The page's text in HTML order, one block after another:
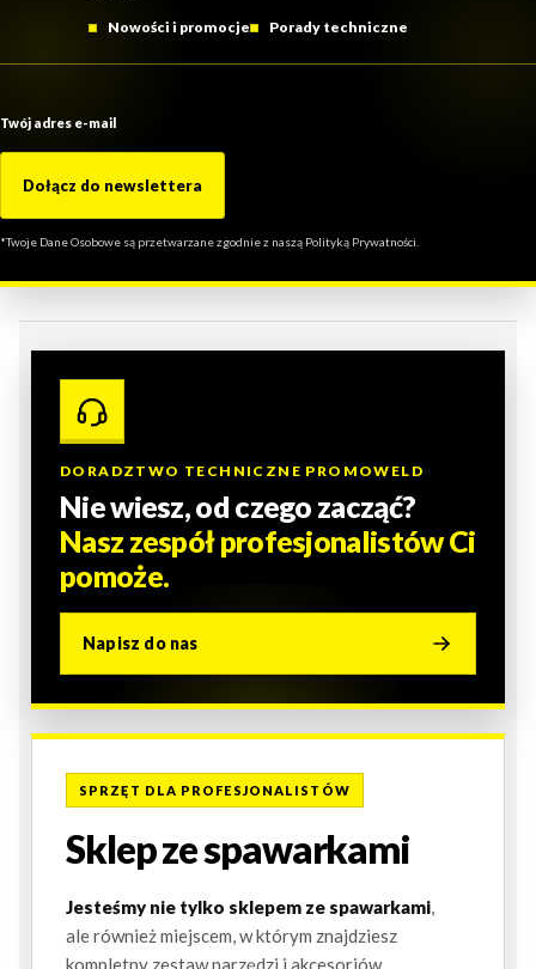
Nowości i promocje Porady techniczne
Twój adres e-mail
Dołącz do newslettera
*Twoje Dane Osobowe są przetwarzane zgodnie z naszą Polityką Prywatności.
DORADZTWO TECHNICZNE PROMOWELD
Nie wiesz, od czego zacząć?
Nasz zespół profesjonalistów Ci
pomoże.
Napisz do nas
SPRZĘT DLA PROFESJONALISTÓW
Sklep ze spawarkami
Jesteśmy nie tylko sklepem ze spawarkami,
ale również miejscem, w którym znajdziesz
kompletny zestaw narzędzi i akcesoriów